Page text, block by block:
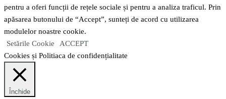
pentru a oferi funcții de rețele sociale și pentru a analiza traficul. Prin
apăsarea butonului de “Accept”, sunteți de acord cu utilizarea
modulelor noastre cookie.
Setările Cookie
ACCEPT
Cookies și Politiaca de confidențialitate
Închide